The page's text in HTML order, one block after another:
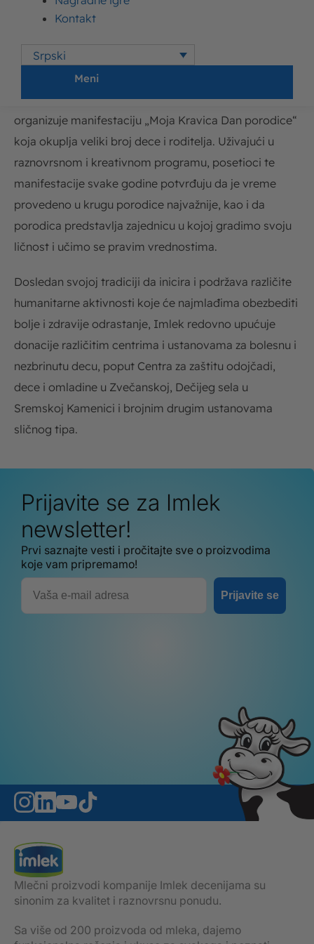
Kontakt
Srpski
Meni
U želji da podseti roditelje i decu na porodične
vrednosti i značaj zajedničkih trenutaka provedenih u
krugu porodice, Imlek sada već tradicionalno
organizuje manifestaciju „Moja Kravica Dan porodice“
koja okuplja veliki broj dece i roditelja. Uživajući u
raznovrsnom i kreativnom programu, posetioci te
manifestacije svake godine potvrđuju da je vreme
provedeno u krugu porodice najvažnije, kao i da
porodica predstavlja zajednicu u kojoj gradimo svoju
ličnost i učimo se pravim vrednostima.
Dosledan svojoj tradiciji da inicira i podržava različite
humanitarne aktivnosti koje će najmlađima obezbediti
bolje i zdravije odrastanje, Imlek redovno upućuje
donacije različitim centrima i ustanovama za bolesnu i
nezbrinutu decu, poput Centra za zaštitu odojčadi,
dece i omladine u Zvečanskoj, Dečijeg sela u
Sremskoj Kamenici i brojnim drugim ustanovama
sličnog tipa.
Mlečni proizvodi kompanije Imlek decenijama su
sinonim za kvalitet i raznovrsnu ponudu.
Sa više od 200 proizvoda od mleka, dajemo
Prijavite se za Imlek
newsletter!
Prvi saznajte vesti i pročitajte sve o proizvodima
koje vam pripremamo!
Email
Prijavite se